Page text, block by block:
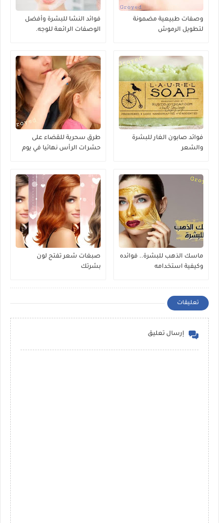
وصفات طبيعية مضمونة
لتطويل الرموش
فوائد النشا للبشرة وأفضل
الوصفات الرائعة للوجه.
فوائد صابون الغار للبشرة
والشعر
طرق سحرية للقضاء على
حشرات الرأس نهائيا في يوم
ماسك الذهب للبشرة.. فوائده
وكيفية استخدامه
صبغات شعر تفتح لون
بشرتك
تعليقات
إرسال تعليق